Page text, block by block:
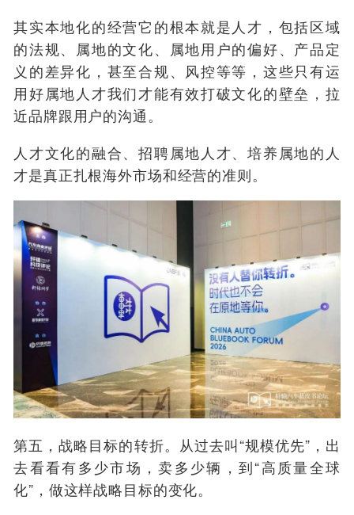
其实本地化的经营它的根本就是人才，包括区域
的法规、属地的文化、属地用户的偏好、产品定
义的差异化，甚至合规、风控等等，这些只有运
用好属地人才我们才能有效打破文化的壁垒，拉
近品牌跟用户的沟通。
人才文化的融合、招聘属地人才、培养属地的人
才是真正扎根海外市场和经营的准则。
第五，战略目标的转折。 从过去叫“规模优先”，出
去看看有多少市场，卖多少辆，到“高质量全球
化”，做这样战略目标的变化。